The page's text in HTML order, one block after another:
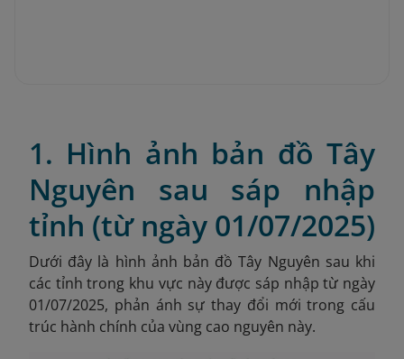
1. Hình ảnh bản đồ Tây
Nguyên sau sáp nhập
tỉnh (từ ngày 01/07/2025)
Dưới đây là hình ảnh bản đồ Tây Nguyên sau khi
các tỉnh trong khu vực này được sáp nhập từ ngày
01/07/2025, phản ánh sự thay đổi mới trong cấu
trúc hành chính của vùng cao nguyên này.